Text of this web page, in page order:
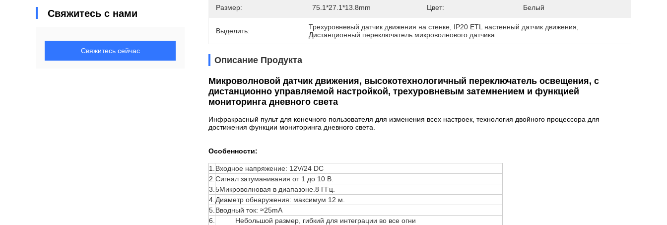
Свяжитесь с нами
Свяжитесь сейчас
Размер: 75.1*27.1*13.8mm Цвет: Белый
Выделить: Трехуровневый датчик движения на стенке IP20 ETL настенный датчик движения
Дистанционный переключатель микроволнового датчика
Описание Продукта
Микроволновой датчик движения, высокотехнологичный переключатель освещения, с
дистанционно управляемой настройкой, трехуровневым затемнением и функцией
мониторинга дневного света
Инфракрасный пульт для конечного пользователя для изменения всех настроек, технология двойного процессора для
достижения функции мониторинга дневного света.
Особенности:
1. Входное напряжение: 12V/24 DC
2. Сигнал затуманивания от 1 до 10 В.
3. 5Микроволновая в диапазоне.8 ГГц.
4. Диаметр обнаружения: максимум 12 м.
5. Вводный ток: ≈25mA
6.
Небольшой размер, гибкий для интеграции во все огни